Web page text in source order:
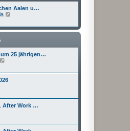
Aalen u…
u
e
r
i
g
25 jährigen…
u
e
r
B
After Work …